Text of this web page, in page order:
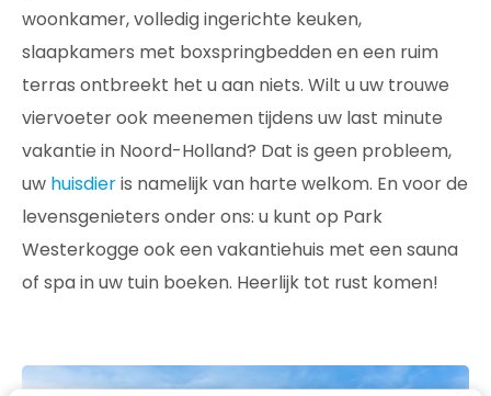
woonkamer, volledig ingerichte keuken,
slaapkamers met boxspringbedden en een ruim
terras ontbreekt het u aan niets. Wilt u uw trouwe
viervoeter ook meenemen tijdens uw last minute
vakantie in Noord-Holland? Dat is geen probleem,
uw huisdieris namelijk van harte welkom. En voor de
levensgenieters onder ons: u kunt op Park
Westerkogge ook een vakantiehuis met een sauna
of spa in uw tuin boeken. Heerlijk tot rust komen!